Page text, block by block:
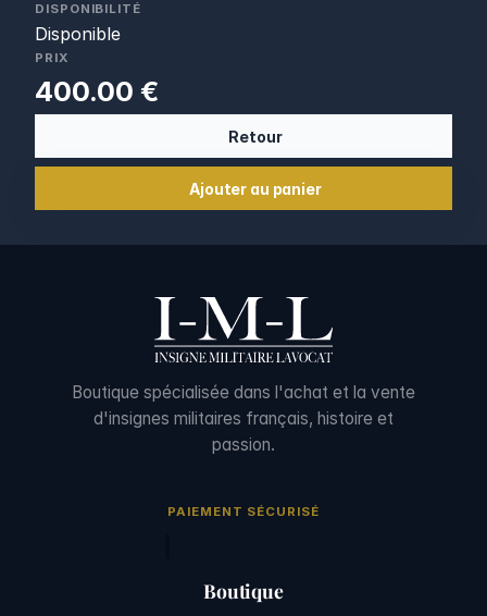
DISPONIBILITÉ
Disponible
PRIX
400.00 €
Retour
Ajouter au panier
Boutique spécialisée dans l'achat et la vente
d'insignes militaires français, histoire et
passion.
PAIEMENT SÉCURISÉ
Boutique